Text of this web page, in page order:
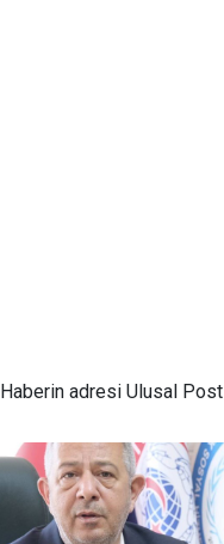
Haberin adresi Ulusal Post